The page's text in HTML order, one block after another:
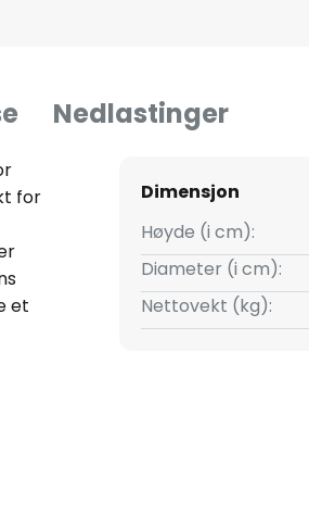
Nedlastinger
for
et
nå,
også
og
Dimensjon
Høyde (i cm):
Diameter (i cm):
Nettovekt (kg):